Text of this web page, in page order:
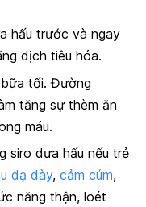
hấu trước và ngay
dịch tiêu hóa.
bữa tối. Đường
tăng sự thèm ăn
máu.
siro dưa hấu nếu trẻ
dạ dày, cảm cúm,
năng thận, loét